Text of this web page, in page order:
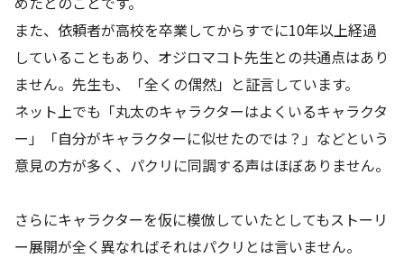
また、依頼者が高校を卒業してからすでに10年以上経過
していることもあり、オジロマコト先生との共通点はあり
ません。先生も、「全くの偶然」と証言しています。
ネット上でも「丸太のキャラクターはよくいるキャラクタ
ー」「自分がキャラクターに似せたのでは？」などという
意見の方が多く、パクリに同調する声はほぼありません。
さらにキャラクターを仮に模倣していたとしてもストーリ
ー展開が全く異なればそれはパクリとは言いません。